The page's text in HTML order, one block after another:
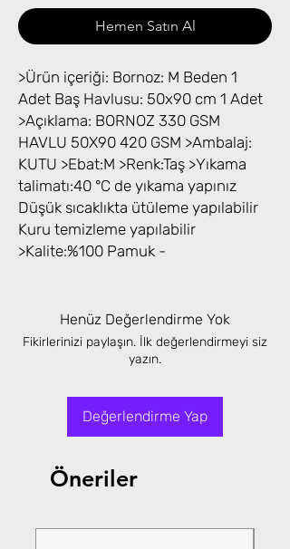
Hemen Satın Al
>Ürün içeriği: Bornoz: M Beden 1
Adet Baş Havlusu: 50x90 cm 1 Adet
>Açıklama: BORNOZ 330 GSM
HAVLU 50X90 420 GSM >Ambalaj:
KUTU >Ebat:M >Renk:Taş >Yıkama
talimatı:40 °C de yıkama yapınız
Düşük sıcaklıkta ütüleme yapılabilir
Kuru temizleme yapılabilir
>Kalite:%100 Pamuk -
Henüz Değerlendirme Yok
Fikirlerinizi paylaşın. İlk değerlendirmeyi siz
yazın.
Değerlendirme Yap
Öneriler